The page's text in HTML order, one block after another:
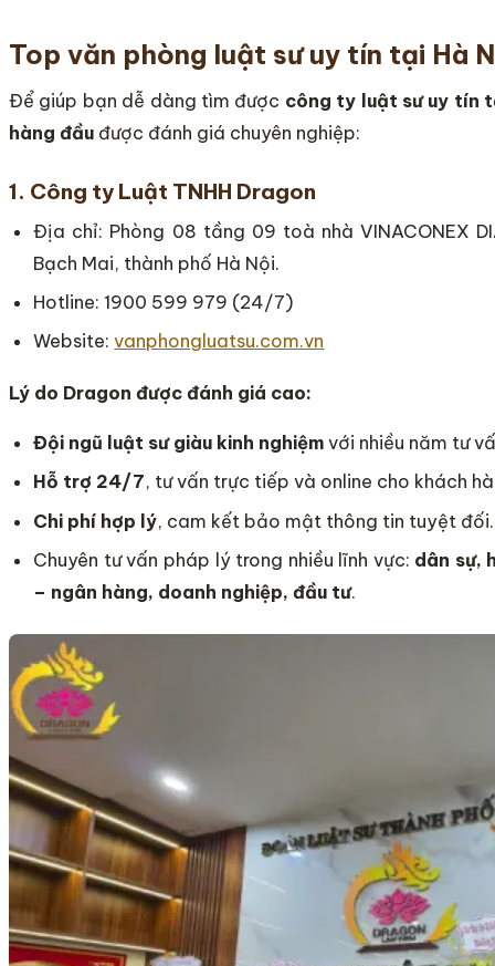
Top văn phòng luật sư uy tín tại Hà
Để giúp bạn dễ dàng tìm được công ty luật sư uy tín
hàng đầu được đánh giá chuyên nghiệp:
1. Công ty Luật TNHH Dragon
Địa chỉ: Phòng 08 tầng 09 toà nhà VINACONEX
Bạch Mai, thành phố Hà Nội.
Hotline: 1900 599 979 (24/7)
Website:vanphongluatsu.com.vn
Lý do Dragon được đánh giá cao:
Đội ngũ luật sư giàu kinh nghiệm với nhiều năm tư
Hỗ trợ 24/7, tư vấn trực tiếp và online cho khách
Chi phí hợp lý, cam kết bảo mật thông tin tuyệt đối.
Chuyên tư vấn pháp lý trong nhiều lĩnh vực: dân sự,
– ngân hàng, doanh nghiệp, đầu tư.